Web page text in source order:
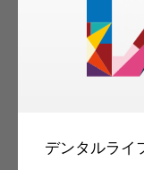
デンタルライ
科衛生士
容のメー